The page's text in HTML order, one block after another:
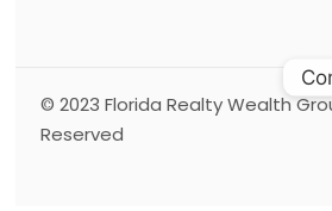
© 2023Florida Realty Wealth
Reserved